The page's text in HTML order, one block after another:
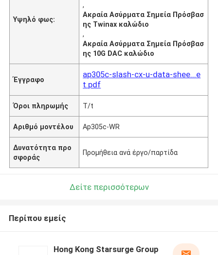
Υψηλό φως:
,
Ακραία Ασύρματα Σημεία Πρόσβασ
ης Twinax καλώδιο
,
Ακραία Ασύρματα Σημεία Πρόσβασ
ης 10G DAC καλώδιο
Έγγραφο
ap305c-slash-cx-u-data-shee...e
t.pdf
Όροι πληρωμής T/t
Αριθμό μοντέλου Ap305c-WR
Δυνατότητα προ
σφοράς
Προμήθεια ανά έργο/παρτίδα
Δείτε περισσότερων
Περίπου εμείς
Hong Kong Starsurge Group